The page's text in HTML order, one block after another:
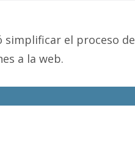
simplificar el proceso de
a la web.